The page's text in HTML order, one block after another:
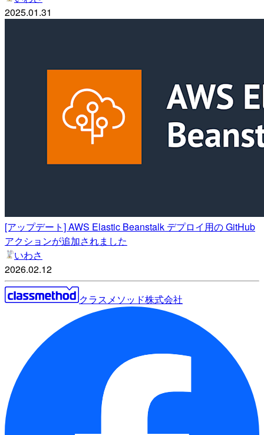
2025.01.31
[アップデート] AWS Elastic Beanstalk デプロイ用の GitHub
アクションが追加されました
いわさ
2026.02.12
クラスメソッド株式会社